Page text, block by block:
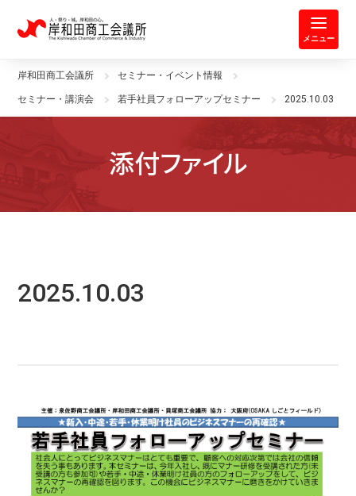
岸和田商工会議所 | 人・祭り・城。
メニュー
岸和田商工会議所 セミナー・イベント情報
セミナー・講演会 若手社員フォローアップセミナー 2025.10.03
添付ファイル
2025.10.03